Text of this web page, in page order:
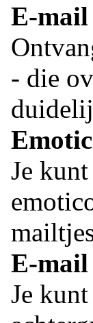
E-mail
- die
Je
E-mail
Je